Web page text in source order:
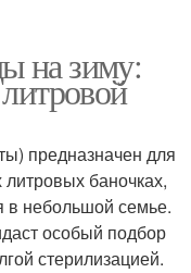
на зиму:
предназначен для
баночках,
в небольшой семье.
особый подбор
стерилизацией.